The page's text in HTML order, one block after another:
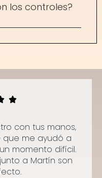
los controles?
con tus manos,
que me ayudó a
momento difícil.
a Martín son